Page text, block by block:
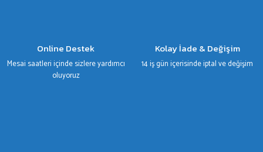
Online Destek
Mesai saatleri içinde sizlere yardımcı
oluyoruz
Kolay İade & Değişim
14 iş gün içerisinde iptal ve değişim